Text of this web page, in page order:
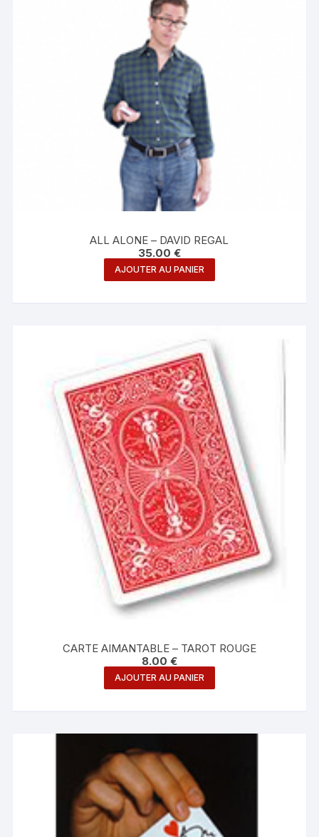
ALL ALONE – DAVID REGAL
35.00 €
AJOUTER AU PANIER
CARTE AIMANTABLE – TAROT ROUGE
8.00 €
AJOUTER AU PANIER